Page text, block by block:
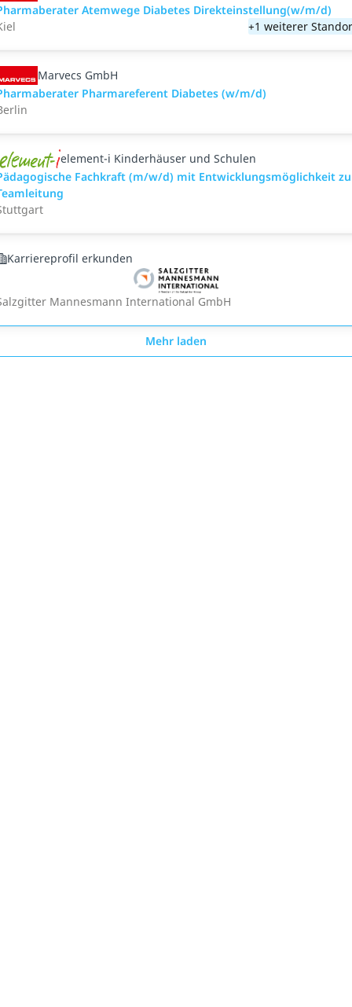
Atemwege Diabetes Direkteinstellung(w/m/d)
+1 weiterer
Marvecs GmbH
Pharmareferent Diabetes (w/m/d)
element-i Kinderhäuser und Schulen
Fachkraft (m/w/d) mit Entwicklungsmöglichkeit
Karriereprofil erkunden
Mannesmann International GmbH
Mehr laden